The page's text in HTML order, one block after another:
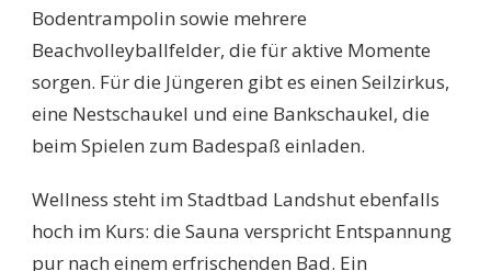
Bodentrampolin sowie mehrere
Beachvolleyballfelder, die für aktive Momente
sorgen. Für die Jüngeren gibt es einen Seilzirkus,
eine Nestschaukel und eine Bankschaukel, die
beim Spielen zum Badespaß einladen.
Wellness steht im Stadtbad Landshut ebenfalls
hoch im Kurs: die Sauna verspricht Entspannung
pur nach einem erfrischenden Bad. Ein